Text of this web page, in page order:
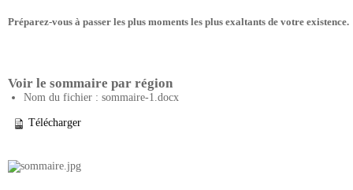
Préparez-vous à passer les plus moments les plus exaltants de votre existence.
Voir le sommaire par région
Nom du fichier : sommaire-1.docx
Télécharger